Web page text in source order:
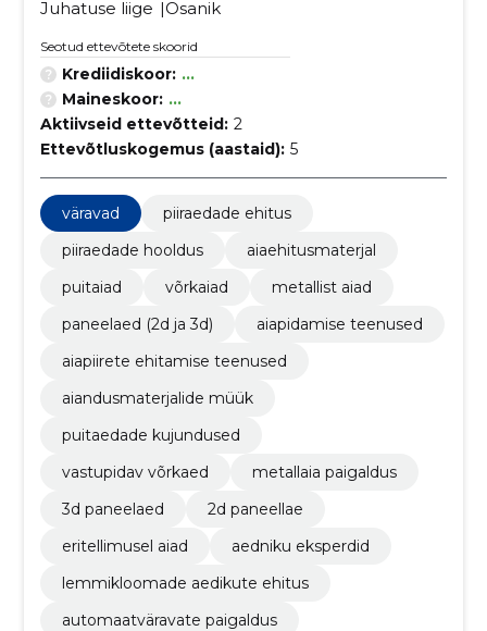
Juhatuse liige
Osanik
Seotud ettevõtete skoorid
Krediidiskoor: ...
Maineskoor: ...
Aktiivseid ettevõtteid: 2
Ettevõtluskogemus (aastaid): 5
väravad
piiraedade ehitus
piiraedade hooldus
aiaehitusmaterjal
puitaiad
võrkaiad
metallist aiad
paneelaed (2d ja 3d)
aiapidamise teenused
aiapiirete ehitamise teenused
aiandusmaterjalide müük
puitaedade kujundused
vastupidav võrkaed
metallaia paigaldus
3d paneelaed
2d paneellae
eritellimusel aiad
aedniku eksperdid
lemmikloomade aedikute ehitus
automaatväravate paigaldus